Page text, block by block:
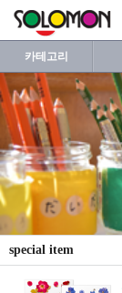
카테고리
special item